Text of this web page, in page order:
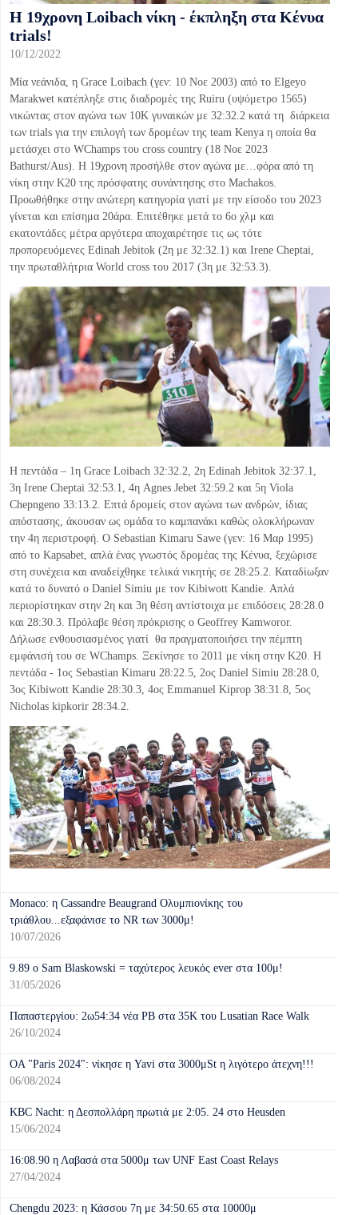
Η 19χρονη Loibach νίκη - έκπληξη στα Κένυα
trials!
10/12/2022
Μία νεάνιδα, η Grace Loibach (γεν: 10 Νοε 2003) από το Elgeyo
Marakwet κατέπληξε στις διαδρομές της Ruiru (υψόμετρο 1565)
νικώντας στον αγώνα των 10Κ γυναικών με 32:32.2 κατά τη διάρκεια
των trials για την επιλογή των δρομέων της team Kenya η οποία θα
μετάσχει στο WChamps του cross country (18 Νοε 2023
Bathurst/Aus). Η 19χρονη προσήλθε στον αγώνα με…φόρα από τη
νίκη στην Κ20 της πρόσφατης συνάντησης στο Machakos.
Προωθήθηκε στην ανώτερη κατηγορία γιατί με την είσοδο του 2023
γίνεται και επίσημα 20άρα. Επιτέθηκε μετά το 6ο χλμ και
εκατοντάδες μέτρα αργότερα αποχαιρέτησε τις ως τότε
προπορευόμενες Edinah Jebitok (2η με 32:32.1) και Irene Cheptai,
την πρωταθλήτρια World cross του 2017 (3η με 32:53.3).
Η πεντάδα – 1η Grace Loibach 32:32.2, 2η Edinah Jebitok 32:37.1,
3η Irene Cheptai 32:53.1, 4η Agnes Jebet 32:59.2 και 5η Viola
Chepngeno 33:13.2. Επτά δρομείς στον αγώνα των ανδρών, ίδιας
απόστασης, άκουσαν ως ομάδα το καμπανάκι καθώς ολοκλήρωναν
την 4η περιστροφή. Ο Sebastian Kimaru Sawe (γεν: 16 Μαρ 1995)
από το Kapsabet, απλά ένας γνωστός δρομέας της Κένυα, ξεχώρισε
στη συνέχεια και αναδείχθηκε τελικά νικητής σε 28:25.2. Καταδίωξαν
κατά το δυνατό ο Daniel Simiu με τον Kibiwott Kandie. Απλά
περιορίστηκαν στην 2η και 3η θέση αντίστοιχα με επιδόσεις 28:28.0
και 28:30.3. Πρόλαβε θέση πρόκρισης ο Geoffrey Kamworor.
Δήλωσε ενθουσιασμένος γιατί θα πραγματοποιήσει την πέμπτη
εμφάνισή του σε WChamps. Ξεκίνησε το 2011 με νίκη στην Κ20. Η
πεντάδα - 1ος Sebastian Kimaru 28:22.5, 2ος Daniel Simiu 28:28.0,
3ος Kibiwott Kandie 28:30.3, 4ος Emmanuel Kiprop 38:31.8, 5ος
Nicholas kipkorir 28:34.2.
Monaco: η Cassandre Beaugrand Ολυμπιονίκης του
τριάθλου...εξαφάνισε το NR των 3000μ!
10/07/2026
9.89 o Sam Blaskοwski = ταχύτερος λευκός ever στα 100μ!
31/05/2026
Παπαστεργίου: 2ω54:34 νέα ΡΒ στα 35Κ του Lusatian Race Walk
26/10/2024
OA "Paris 2024": νίκησε η Yavi στα 3000μSt η λιγότερο άτεχνη!!!
06/08/2024
KBC Nacht: η Δεσπολλάρη πρωτιά με 2:05. 24 στο Heusden
15/06/2024
16:08.90 η Λαβασά στα 5000μ των UNF East Coast Relays
27/04/2024
Chengdu 2023: η Κάσσου 7η με 34:50.65 στα 10000μ